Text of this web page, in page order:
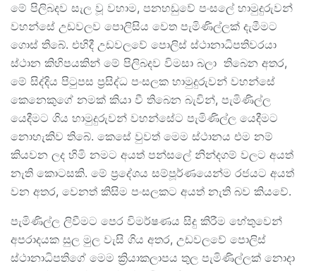
මේ පිලිබදව සැල වූ වහාම, පනහඩුවේ පංසලේ හාමුදුරුවන්
වහන්සේ උඩවලව පොලිසිය වෙත පැමිණිල්ලක් දැමීමට
ගොස් තිබේ. එහිදී උඩවලවේ පොලිස් ස්ථානාධිපතිවරයා
ස්ථාන කිහිපයකින් මේ පිලිබදව විමසා බලා තිබෙන අතර,
මේ සිද්දිය පිටුපස ප්‍රසිද්ධ පංසලක හාමුදුරුවන් වහන්සේ
කෙනෙකුගේ නමක් කියා වී තිබෙන බැවින්, පැමිණිල්ල
යෙදීමට ගිය හාමුදුරුවන් වහන්සේට පැමිණිල්ල යෙදීමට
නොහැකිව තිබේ. කෙසේ වුවත් මෙම ස්ථානය එම නම්
කියවන ලද හිමි නමට අයත් පන්සලේ නින්දගම් වලට අයත්
නැති කොටසකි. මේ ප්‍රදේශය සම්පූර්ණයෙන්ම රජයට අයත්
වන අතර, වෙනත් කිසිම පංසලකට අයත් නැති බව කියවේ.
පැමිණිල්ල ලිවීමට පෙර විමර්ෂණය සිදු කිරීම හේතුවෙන්
අපරාදයක සුල මුල වැසි ගිය අතර, උඩවලවේ පොලිස්
ස්ථානාධිපතිගේ මෙම ක්‍රියාකලාපය තුල පැමිණිල්ලක් නොදා